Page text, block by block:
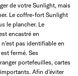
de votre Sunlight, mais
Le coffre-fort Sunlight
le plancher. Le
encastré en
pas identifiable en
fermé. Ses
portefeuilles, cartes
Afin d'éviter